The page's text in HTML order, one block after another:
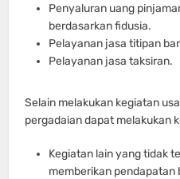
Penyaluran uang
berdasarkan fidusia.
Pelayanan jasa titipan
Pelayanan jasa taksiran.
Selain melakukan kegiatan
pergadaian dapat melakukan
Kegiatan lain yang tidak
memberikan pendapatan